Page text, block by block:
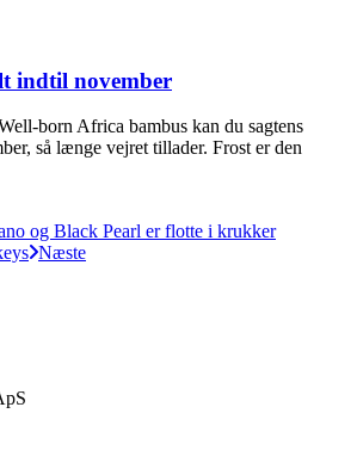
indtil november
born Africa bambus kan du sagtens
så længe vejret tillader. Frost er den
og Black Pearl er flotte i krukker
Næste